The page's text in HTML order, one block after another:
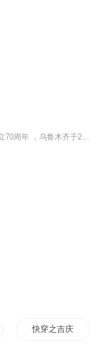
快穿之吉庆有余